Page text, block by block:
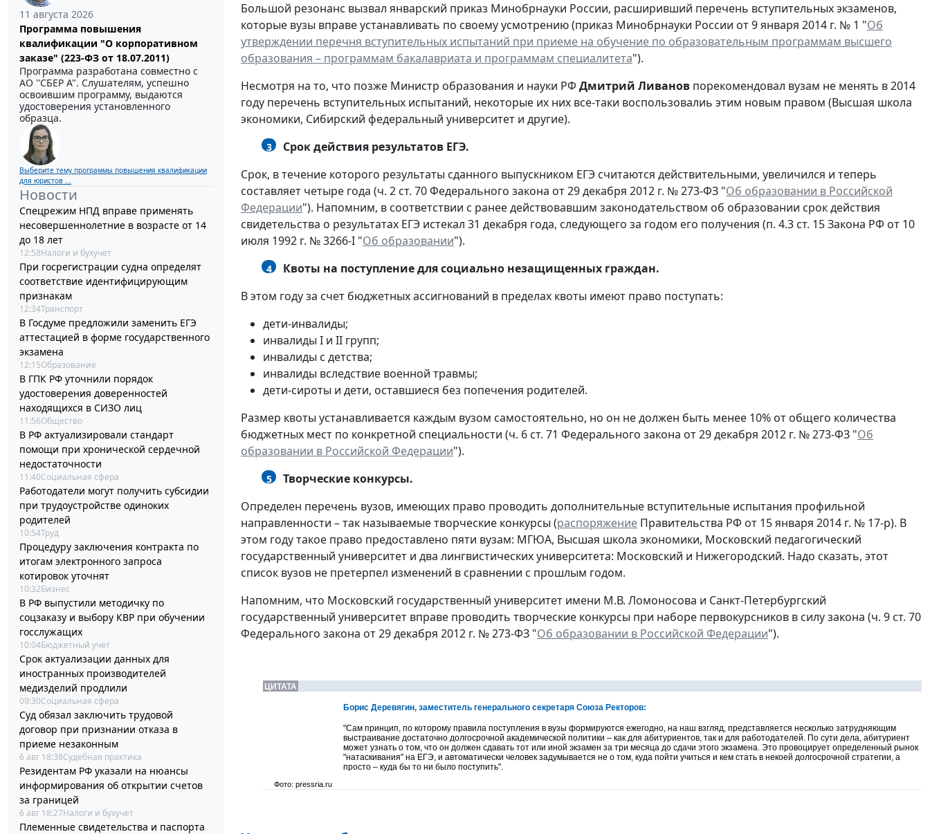
11 августа 2026
Программа повышения
квалификации "О корпоративном
заказе" (223-ФЗ от 18.07.2011)
Программа разработана совместно с
АО ''СБЕР А". Слушателям, успешно
освоившим программу, выдаются
удостоверения установленного
образца.
Выберите тему программы повышения квалификации
для юристов ...
Новости
Спецрежим НПД вправе применять
несовершеннолетние в возрасте от 14
до 18 лет
12:58Налоги и бухучет
При госрегистрации судна определят
соответствие идентифицирующим
признакам
12:34Транспорт
В Госдуме предложили заменить ЕГЭ
аттестацией в форме государственного
экзамена
12:15Образование
В ГПК РФ уточнили порядок
удостоверения доверенностей
находящихся в СИЗО лиц
11:56Общество
В РФ актуализировали стандарт
помощи при хронической сердечной
недостаточности
11:40Социальная сфера
Работодатели могут получить субсидии
при трудоустройстве одиноких
родителей
10:54Труд
Процедуру заключения контракта по
итогам электронного запроса
котировок уточнят
10:32Бизнес
В РФ выпустили методичку по
соцзаказу и выбору КВР при обучении
госслужащих
10:04Бюджетный учет
Срок актуализации данных для
иностранных производителей
медизделий продлили
09:30Социальная сфера
Суд обязал заключить трудовой
договор при признании отказа в
приеме незаконным
6 авг 18:38Судебная практика
Резидентам РФ указали на нюансы
информирования об открытии счетов
за границей
6 авг 18:27Налоги и бухучет
Племенные свидетельства и паспорта
Большой резонанс вызвал январский приказ Минобрнауки России, расширивший перечень вступительных экзаменов,
которые вузы вправе устанавливать по своему усмотрению (приказ Минобрнауки России от 9 января 2014 г. № 1 "Об
утверждении перечня вступительных испытаний при приеме на обучение по образовательным программам высшего
образования – программам бакалавриата и программам специалитета").
Несмотря на то, что позже Министр образования и науки РФ Дмитрий Ливанов порекомендовал вузам не менять в 2014
году перечень вступительных испытаний, некоторые их них все-таки воспользовалиь этим новым правом (Высшая школа
экономики, Сибирский федеральный университет и другие).
3
Срок действия результатов ЕГЭ.
Срок, в течение которого результаты сданного выпускником ЕГЭ считаются действительными, увеличился и теперь
составляет четыре года (ч. 2 ст. 70 Федерального закона от 29 декабря 2012 г. № 273-ФЗ "Об образовании в Российской
Федерации"). Напомним, в соответствии с ранее действовавшим законодательством об образовании срок действия
свидетельства о результатах ЕГЭ истекал 31 декабря года, следующего за годом его получения (п. 4.3 ст. 15 Закона РФ от 10
июля 1992 г. № 3266-I "Об образовании").
4
Квоты на поступление для социально незащищенных граждан.
В этом году за счет бюджетных ассигнований в пределах квоты имеют право поступать:
дети-инвалиды;
инвалиды I и II групп;
инвалиды с детства;
инвалиды вследствие военной травмы;
дети-сироты и дети, оставшиеся без попечения родителей.
Размер квоты устанавливается каждым вузом самостоятельно, но он не должен быть менее 10% от общего количества
бюджетных мест по конкретной специальности (ч. 6 ст. 71 Федерального закона от 29 декабря 2012 г. № 273-ФЗ "Об
образовании в Российской Федерации").
5
Творческие конкурсы.
Определен перечень вузов, имеющих право проводить дополнительные вступительные испытания профильной
направленности – так называемые творческие конкурсы (распоряжение Правительства РФ от 15 января 2014 г. № 17-р). В
этом году такое право предоставлено пяти вузам: МГЮА, Высшая школа экономики, Московский педагогический
государственный университет и два лингвистических университета: Московский и Нижегородский. Надо сказать, этот
список вузов не претерпел изменений в сравнении с прошлым годом.
Напомним, что Московский государственный университет имени М.В. Ломоносова и Санкт-Петербургский
государственный университет вправе проводить творческие конкурсы при наборе первокурсников в силу закона (ч. 9 ст. 70
Федерального закона от 29 декабря 2012 г. № 273-ФЗ "Об образовании в Российской Федерации").
ЦИТАТА
Фото: pressria.ru
Борис Деревягин, заместитель генерального секретаря Союза Ректоров:
"Сам принцип, по которому правила поступления в вузы формируются ежегодно, на наш взгляд, представляется несколько затрудняющим
выстраивание достаточно долгосрочной академической политики – как для абитуриентов, так и для работодателей. По сути дела, абитуриент
может узнать о том, что он должен сдавать тот или иной экзамен за три месяца до сдачи этого экзамена. Это провоцирует определенный рынок
"натаскивания" на ЕГЭ, и автоматически человек задумывается не о том, куда пойти учиться и кем стать в некоей долгосрочной стратегии, а
просто – куда бы то ни было поступить".